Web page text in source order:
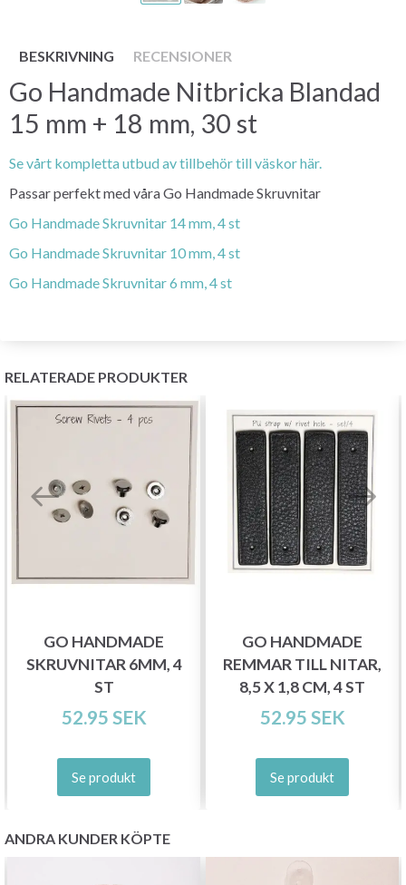
BESKRIVNING RECENSIONER
Go Handmade Nitbricka Blandad
15 mm + 18 mm, 30 st
Se vårt kompletta utbud av tillbehör till väskor här.
Passar perfekt med våra Go Handmade Skruvnitar
Go Handmade Skruvnitar 14 mm, 4 st
Go Handmade Skruvnitar 10 mm, 4 st
Go Handmade Skruvnitar 6 mm, 4 st
RELATERADE PRODUKTER
GO HANDMADE
SKRUVNITAR 6MM, 4
ST
52.95 SEK
Se produkt
GO HANDMADE
REMMAR TILL NITAR,
8,5 X 1,8 CM, 4 ST
52.95 SEK
Se produkt
ANDRA KUNDER KÖPTE